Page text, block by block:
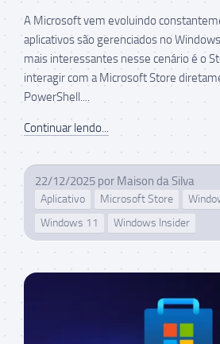
A Microsoft vem evoluindo
aplicativos são gerenciados no
mais interessantes nesse cenário é o
interagir com a Microsoft Store
PowerShell....
Continuar lendo...
22/12/2025 por Maison da Silva
Aplicativo Microsoft Store
Windows 11
Windows Insider